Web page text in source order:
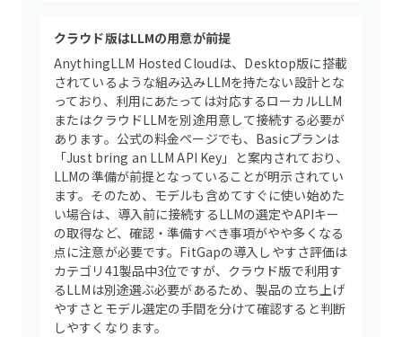
クラウド版はLLMの用意が前提
AnythingLLM Hosted Cloudは、Desktop版に搭載
されているような組み込みLLMを持たない設計とな
っており、利用にあたっては対応するローカルLLM
またはクラウドLLMを別途用意して接続する必要が
あります。公式の料金ページでも、Basicプランは
「Just bring an LLM API Key」と案内されており、
LLMの準備が前提となっていることが明示されてい
ます。そのため、モデルも含めてすぐに使い始めた
い場合は、導入前に接続するLLMの選定やAPIキー
の取得など、確認・準備すべき事項がやや多くなる
点に注意が必要です。FitGapの導入しやすさ評価は
カテゴリ41製品中3位ですが、クラウド版で利用す
るLLMは別途選ぶ必要があるため、製品の立ち上げ
やすさとモデル選定の手間を分けて確認すると判断
しやすくなります。